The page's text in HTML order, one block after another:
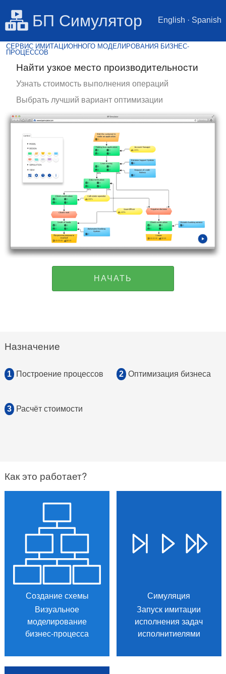
English · Spanish
БП Симулятор
СЕРВИС ИМИТАЦИОННОГО МОДЕЛИРОВАНИЯ БИЗНЕС-
ПРОЦЕССОВ
Найти узкое место производительности
Узнать стоимость выполнения операций
Выбрать лучший вариант оптимизации
НАЧАТЬ
Назначение
1 Построение процессов 2 Оптимизация бизнеса
3 Расчёт стоимости
Как это работает?
Создание схемы
Визуальное
моделирование
бизнес-процесса
Симуляция
Запуск имитации
исполнения задач
исполнитиелями